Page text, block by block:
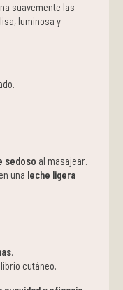
suavemente las
luminosa y
sedoso al masajear.
una leche ligera
.
cutáneo.